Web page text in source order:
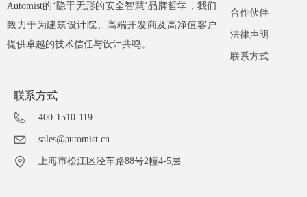
Automist的‘隐于无形的安全智慧’品牌哲学，我们
致力于为建筑设计院、高端开发商及高净值客户
提供卓越的技术信任与设计共鸣。
合作伙伴
法律声明
联系方式
400-1510-119
sales@automist.cn
上海市松江区泾车路88号2幢4-5层
联系方式